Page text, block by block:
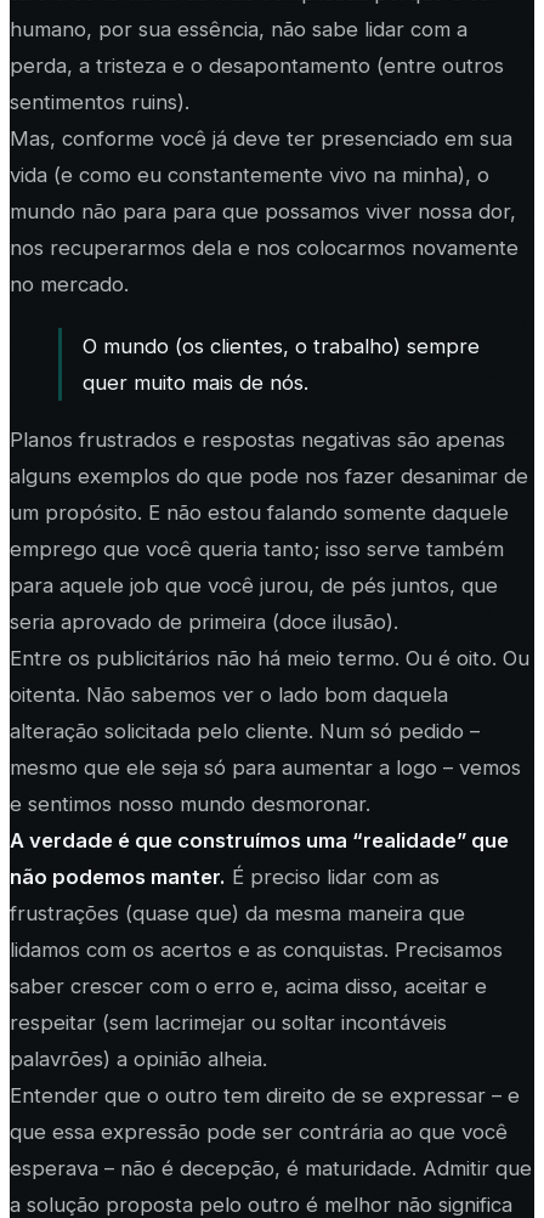
humano, por sua essência, não sabe lidar com a
perda, a tristeza e o desapontamento (entre outros
sentimentos ruins).
Mas, conforme você já deve ter presenciado em sua
vida (e como eu constantemente vivo na minha), o
mundo não para para que possamos viver nossa dor,
nos recuperarmos dela e nos colocarmos novamente
no mercado.
O mundo (os clientes, o trabalho) sempre
quer muito mais de nós.
Planos frustrados e respostas negativas são apenas
alguns exemplos do que pode nos fazer desanimar de
um propósito. E não estou falando somente daquele
emprego que você queria tanto; isso serve também
para aquele job que você jurou, de pés juntos, que
seria aprovado de primeira (doce ilusão).
Entre os publicitários não há meio termo. Ou é oito. Ou
oitenta. Não sabemos ver o lado bom daquela
alteração solicitada pelo cliente. Num só pedido –
mesmo que ele seja só para aumentar a logo – vemos
e sentimos nosso mundo desmoronar.
A verdade é que construímos uma “realidade” que
não podemos manter. É preciso lidar com as
frustrações (quase que) da mesma maneira que
lidamos com os acertos e as conquistas. Precisamos
saber crescer com o erro e, acima disso, aceitar e
respeitar (sem lacrimejar ou soltar incontáveis
palavrões) a opinião alheia.
Entender que o outro tem direito de se expressar – e
que essa expressão pode ser contrária ao que você
esperava – não é decepção, é maturidade. Admitir que
a solução proposta pelo outro é melhor não significa